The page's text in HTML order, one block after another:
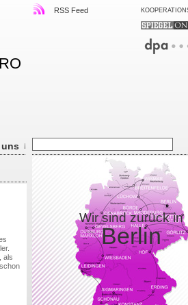
RSS Feed
als
Wir sind zurück in
Berlin